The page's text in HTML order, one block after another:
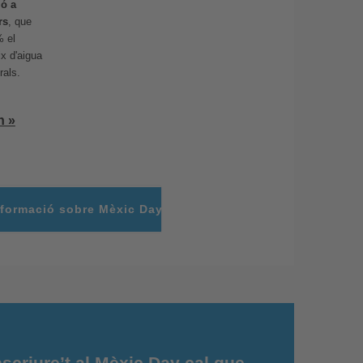
a
, que
el
d'aigua
»
sobre Mèxic Day